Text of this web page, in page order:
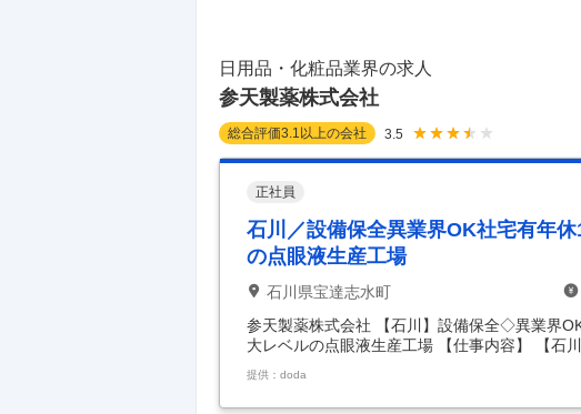
日用品・化粧品業界の求人
参天製薬株式会社
総合評価3.1 以上の会社 3.5
正社員
石川／設備保全異業界OK社宅有年
の点眼液生産工場
石川県宝達志水町
参天製薬株式会社 【石川】設備保全◇異業界
大レベルの点眼液生産工場 【仕事内容】 【
日・夜勤なし◇世界最大レベルの点眼液生産
染みの点眼薬（目薬）に関わる仕事＞ ＜長期
り／高水準の給与＞ ※借り上げ社宅制度があ
提供：doda